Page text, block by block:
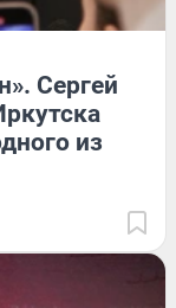
Сергей
из